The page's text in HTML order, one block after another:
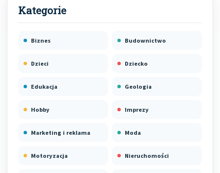
Biznes Budownictwo
Dzieci Dziecko
Edukacja Geologia
Hobby Imprezy
Marketing i reklama Moda
Motoryzacja Nieruchomości